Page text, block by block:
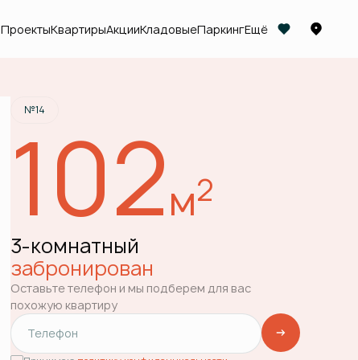
ПроектыКвартирыАкцииКладовыеПаркингЕщё
Квартира забронирована
№14
102м2
3-комнатный
забронирован
Оставьте телефон и мы подберем для вас
похожую квартиру